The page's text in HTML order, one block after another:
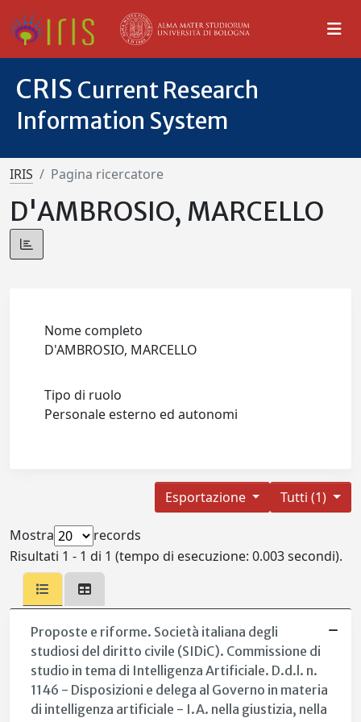
CRIS Current Research
Information System
IRIS Pagina ricercatore
D'AMBROSIO, MARCELLO
Nome completo
D'AMBROSIO, MARCELLO
Tipo di ruolo
Personale esterno ed autonomi
Tutti (1)
Esportazione
Mostra
records
Risultati 1 - 1 di 1 (tempo di esecuzione: 0.003 secondi).
Proposte e riforme. Società italiana degli
studiosi del diritto civile (SIDiC). Commissione di
studio in tema di Intelligenza Artificiale. D.d.l. n.
1146 - Disposizioni e delega al Governo in materia
di intelligenza artificiale - I.A. nella giustizia, nella